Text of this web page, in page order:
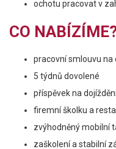
ochotu pracovat v
CO
pracovní smlouvu
5 týdnů dovolené
příspěvek na
firemní školku a
zvýhodněný mobilní
zaškolení a stabilní